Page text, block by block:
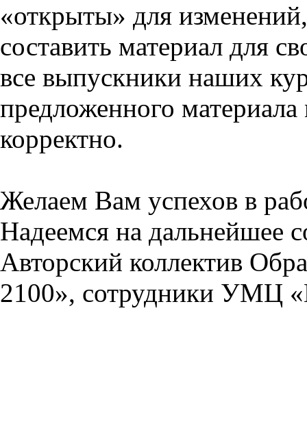
«открыты» для
составить материал для
все выпускники наших
предложенного
корректно.
Желаем Вам успехов в
Надеемся на дальнейшее
Авторский коллектив
2100», сотрудники УМЦ